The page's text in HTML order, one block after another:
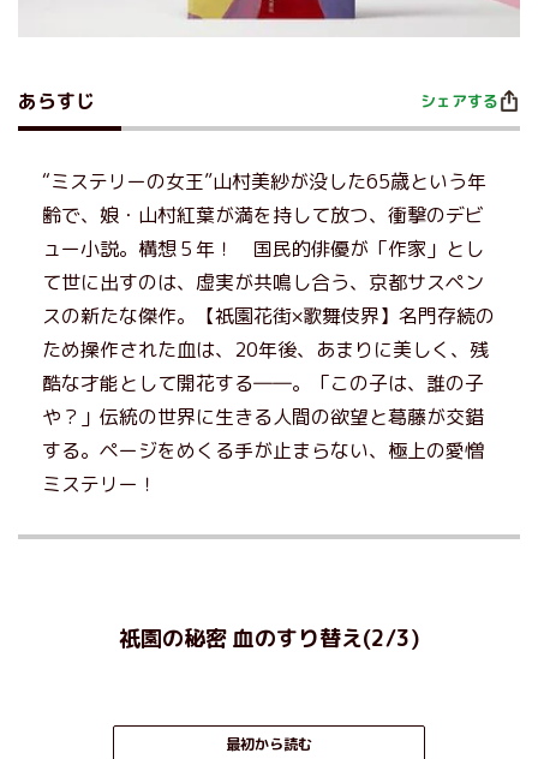
あらすじ シェアする
“ミステリーの女王”山村美紗が没した65歳という年
齢で、娘・山村紅葉が満を持して放つ、衝撃のデビ
ュー小説。構想５年！ 国民的俳優が「作家」とし
て世に出すのは、虚実が共鳴し合う、京都サスペン
スの新たな傑作。【祇園花街×歌舞伎界】名門存続の
ため操作された血は、20年後、あまりに美しく、残
酷な才能として開花する――。「この子は、誰の子
や？」伝統の世界に生きる人間の欲望と葛藤が交錯
する。ページをめくる手が止まらない、極上の愛憎
ミステリー！
祇園の秘密 血のすり替え(2/3)
最初から読む